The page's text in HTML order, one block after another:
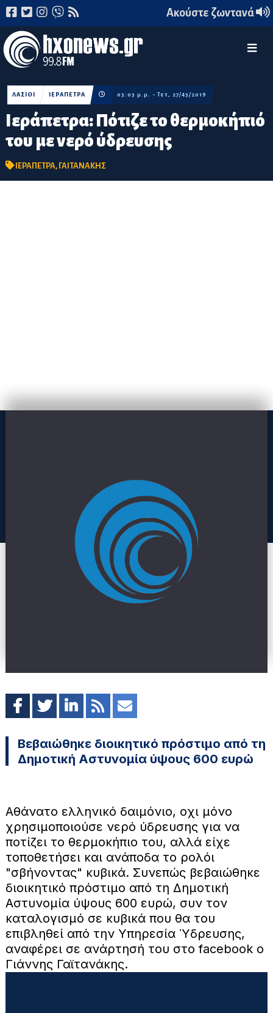
Ακούστε ζωντανά
Ιεράπετρα: Πότιζε το θερμοκήπιό
του με νερό ύδρευσης
ΛΑΣΙΘΙ ΙΕΡΑΠΕΤΡΑ 03:03 μ.μ. - Τετ, 27/43/2019
ΙΕΡΑΠΕΤΡΑ, ΓΑΙΤΑΝΑΚΗΣ
Βεβαιώθηκε διοικητικό πρόστιμο από τη
Δημοτική Αστυνομία ύψους 600 ευρώ
Αθάνατο ελληνικό δαιμόνιο, οχι μόνο
χρησιμοποιούσε νερό ύδρευσης για να
ποτίζει το θερμοκήπιο του, αλλά είχε
τοποθετήσει και ανάποδα το ρολόι
"σβήνοντας" κυβικά. Συνεπώς βεβαιώθηκε
διοικητικό πρόστιμο από τη Δημοτική
Αστυνομία ύψους 600 ευρώ, συν τον
καταλογισμό σε κυβικά που θα του
επιβληθεί από την Υπηρεσία Ύδρευσης,
αναφέρει σε ανάρτησή του στο facebook ο
Γιάννης Γαϊτανάκης.